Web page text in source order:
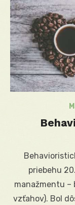
priebehu
manažmentu –
vzťahov). Bol